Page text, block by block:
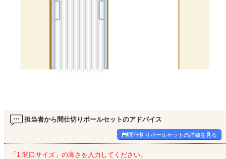
担当者から間仕切りポールセットのアドバイス
間仕切りポールセットの詳細を見る
「1.開口サイズ」の高さを入力してください。